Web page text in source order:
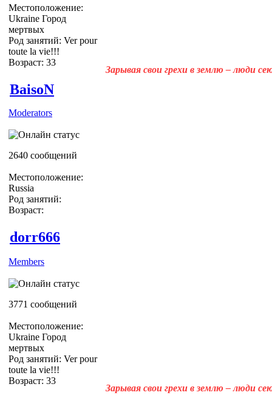
Местоположение:
Ukraine Город
мертвых
Род занятий: Ver pour
toute la vie!!!
Возраст: 33
Зарывая свои грехи в землю – люди
BaisoN
Moderators
2640 сообщений
Местоположение:
Russia
Род занятий:
Возраст:
dorr666
Members
3771 сообщений
Местоположение:
Ukraine Город
мертвых
Род занятий: Ver pour
toute la vie!!!
Возраст: 33
Зарывая свои грехи в землю – люди